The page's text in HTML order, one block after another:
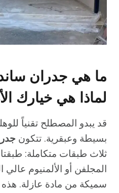
ما هي جدران
لماذا هي خيارك
قد يبدو المصطلح تقنياً
بسيطة وعبقرية. تتكون
ثلاث طبقات متكاملة:
المجلفن أو الألمنيوم عالي
سميكة من مادة عازلة. هذه